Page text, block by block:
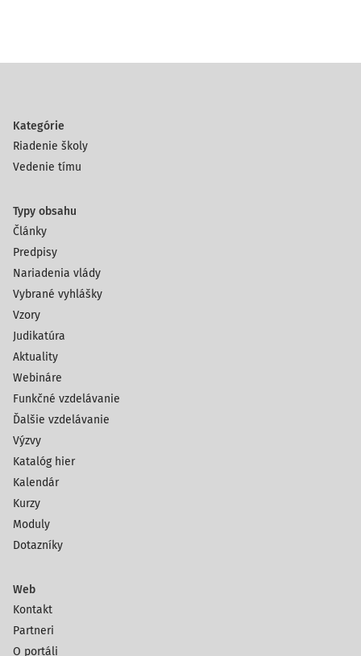
Kategórie
Riadenie školy
Vedenie tímu
Typy obsahu
Články
Predpisy
Nariadenia vlády
Vybrané vyhlášky
Vzory
Judikatúra
Aktuality
Webináre
Funkčné vzdelávanie
Ďalšie vzdelávanie
Výzvy
Katalóg hier
Kalendár
Kurzy
Moduly
Dotazníky
Web
Kontakt
Partneri
O portáli